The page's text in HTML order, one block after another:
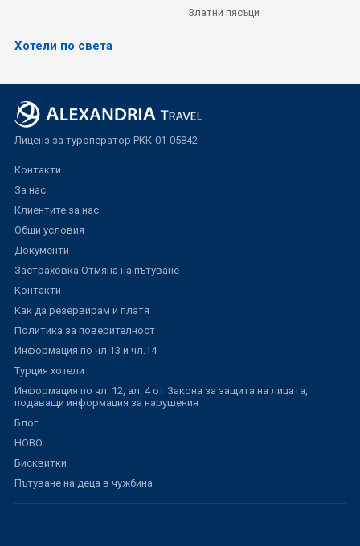
Златни пясъци
Хотели по света
Лиценз за туроператор РКК-01-05842
Контакти
За нас
Клиентите за нас
Общи условия
Документи
Застраховка Отмяна на пътуване
Контакти
Как да резервирам и платя
Политика за поверителност
Информация по чл.13 и чл.14
Турция хотели
Информация по чл. 12, ал. 4 от Закона за защита на лицата,
подаващи информация за нарушения
Блог
НОВО
Бисквитки
Пътуване на деца в чужбина